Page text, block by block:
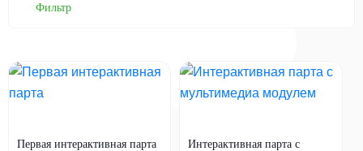
Фильтр
Первая интерактивная парта
Интерактивная парта с